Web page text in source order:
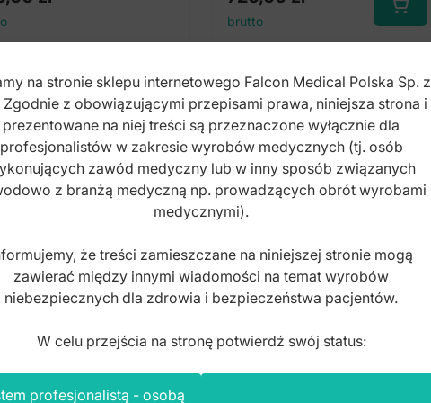
brutto
Pokrywa perforowana
na stronie sklepu internetowego Falcon Medical Polska Sp. z
Zgodnie z obowiązującymi przepisami prawa, niniejsza strona i
prezentowane na niej treści są przeznaczone wyłącznie dla
profesjonalistów w zakresie wyrobów medycznych (tj. osób
zawód medyczny lub w inny sposób związanych
z branżą medyczną np. prowadzących obrót wyrobami
medycznymi).
że treści zamieszczane na niniejszej stronie mogą
zawierać między innymi wiadomości na temat wyrobów
niebezpiecznych dla zdrowia i bezpieczeństwa pacjentów.
W celu przejścia na stronę potwierdź swój status:
profesjonalistą - osobą